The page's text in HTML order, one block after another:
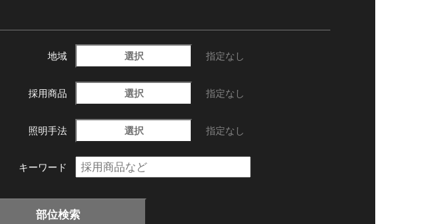
地域 選択 指定なし
採用商品 選択 指定なし
照明手法 選択 指定なし
キーワード
部位検索